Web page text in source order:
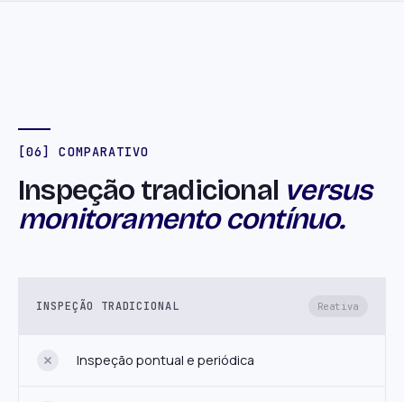
[06] COMPARATIVO
Inspeção tradicional versus
monitoramento contínuo.
INSPEÇÃO TRADICIONAL Reativa
Inspeção pontual e periódica